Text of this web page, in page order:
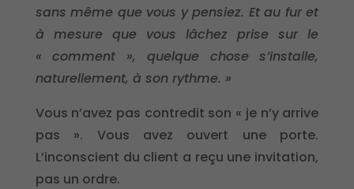
sans même que vous y pensiez. Et au fur et
à mesure que vous lâchez prise sur le
« comment », quelque chose s’installe,
naturellement, à son rythme. »
Vous n’avez pas contredit son « je n’y arrive
pas ». Vous avez ouvert une porte.
L’inconscient du client a reçu une invitation,
pas un ordre.